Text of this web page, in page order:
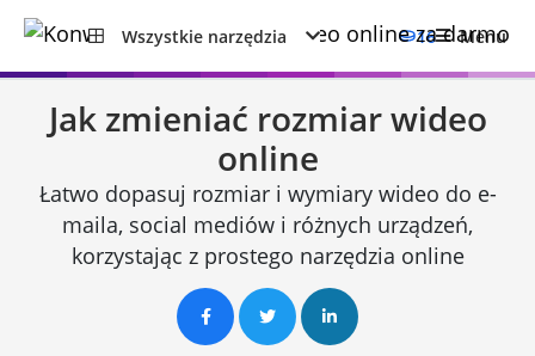
Wszystkie narzędzia 16 Menu
Jak zmieniać rozmiar wideo
online
Łatwo dopasuj rozmiar i wymiary wideo do e-
maila, social mediów i różnych urządzeń,
korzystając z prostego narzędzia online